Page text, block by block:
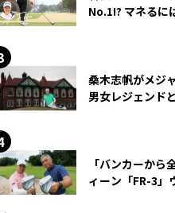
No.1!? マ
桑木志帆がメジ
男女レジェンド
「バンカーから
ィーン「FR-3」